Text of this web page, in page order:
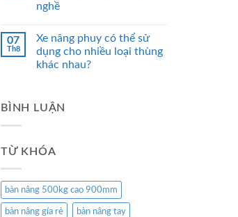
nghề
07
Th8
Xe nâng phuy có thể sử
dụng cho nhiều loại thùng
khác nhau?
BÌNH LUẬN
TỪ KHÓA
bàn nâng 500kg cao 900mm
bàn nâng gía rẻ bàn nâng tay